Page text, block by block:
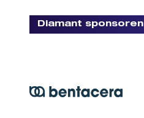
Diamant sponsoren